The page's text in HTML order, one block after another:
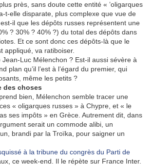
près, sans doute cette entité « ’oligarques
t-elle disparate, plus complexe que vue de
il que les dépôts russes représentent une
? 30% ? 40% ?) du total des dépôts dans
Et ce sont donc ces dépôts-là que le
appliqué, va ratiboiser.
Jean-Luc Mélenchon ? Est-il aussi sévère à
plan qu’il l’est à l’égard du premier, qui
même les petits ?
des choses
bien, Mélenchon semble tracer une
« oligarques russes » à Chypre, et « le
ses impôts » en Grèce. Autrement dit, dans
serait un commode alibi, un
brandi par la Troïka, pour saigner un
à la tribune du congrès du Parti de
ce week-end. Il le répète sur France Inter.